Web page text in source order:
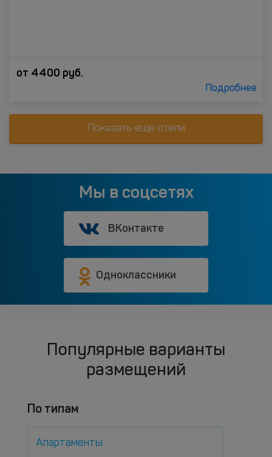
от 4400 руб.
Подробнее
Показать еще отели
Мы в соцсетях
ВКонтакте
Одноклассники
Популярные варианты
размещений
По типам
Апартаменты